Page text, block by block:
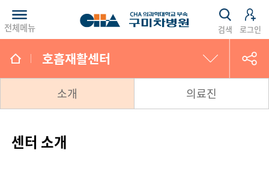
전체메뉴 검색 로그인
호흡재활센터
유방·갑상선센터
소개 의료진
센터 소개